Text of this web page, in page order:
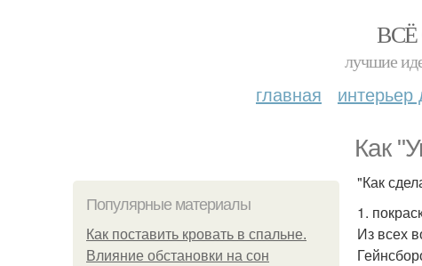
лучшие
главная
Как
Популярные материалы
Как поставить кровать в спальне.
Влияние обстановки на сон
"Как
1.
Из всех